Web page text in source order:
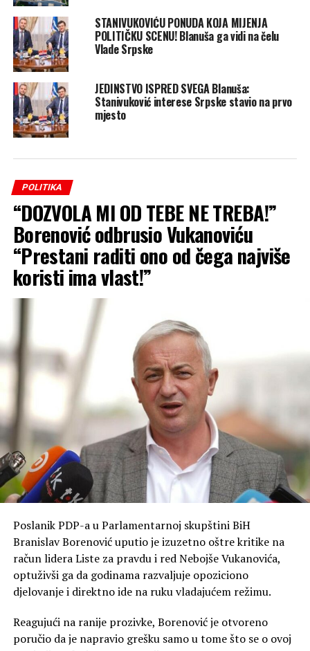
STANIVUKOVIĆU PONUDA KOJA MIJENJA
POLITIČKU SCENU! Blanuša ga vidi na čelu
Vlade Srpske
JEDINSTVO ISPRED SVEGA Blanuša:
Stanivuković interese Srpske stavio na prvo
mjesto
POLITIKA
“DOZVOLA MI OD TEBE NE TREBA!”
Borenović odbrusio Vukanoviću
“Prestani raditi ono od čega najviše
koristi ima vlast!”
Poslanik PDP-a u Parlamentarnoj skupštini BiH
Branislav Borenović uputio je izuzetno oštre kritike na
račun lidera Liste za pravdu i red Nebojše Vukanovića,
optuživši ga da godinama razvaljuje opoziciono
djelovanje i direktno ide na ruku vladajućem režimu.
Reagujući na ranije prozivke, Borenović je otvoreno
poručio da je napravio grešku samo u tome što se o ovoj